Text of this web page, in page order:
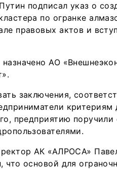
подписал указ о
по огранке
правовых актов и
АО
заключения,
критериям
предприятию поручили
АК «АЛРОСА»
основой для